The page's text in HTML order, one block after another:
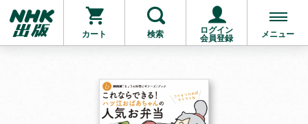
カート 検索
ログイン
会員登録
メニュー